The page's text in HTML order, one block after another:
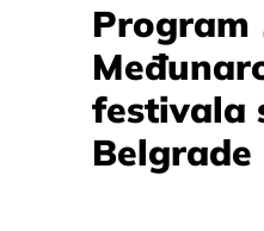
Program
festivala
Belgrade